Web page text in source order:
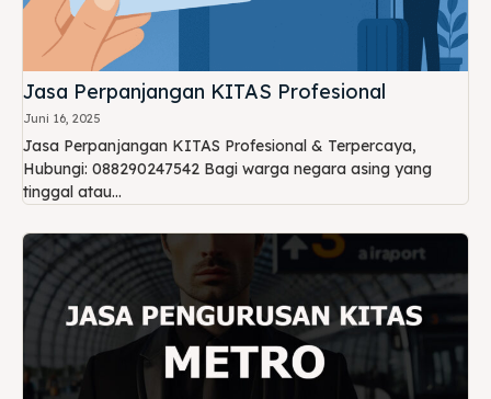
Jasa Perpanjangan KITAS Profesional
Juni 16, 2025
Jasa Perpanjangan KITAS Profesional & Terpercaya,
Hubungi: 088290247542 Bagi warga negara asing yang
tinggal atau...